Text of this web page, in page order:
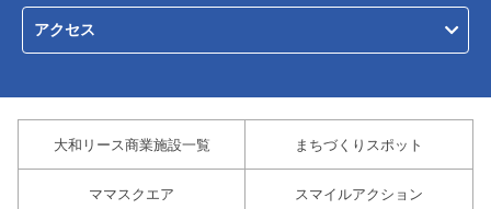
アクセス
大和リース商業施設一覧 まちづくりスポット
ママスクエア スマイルアクション